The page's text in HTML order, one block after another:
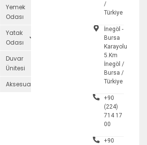
Yemek
Odası
Yatak
Odası
Duvar
Ünitesi
Aksesuarlar
/
Türkiye
İnegöl -
Bursa
Karayolu
5.Km
İnegöl /
Bursa /
Türkiye
+90
(224)
714 17
00
+90